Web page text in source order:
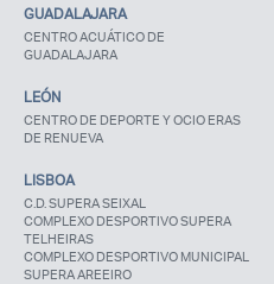
GUADALAJARA
CENTRO ACUÁTICO DE
GUADALAJARA
LEÓN
CENTRO DE DEPORTE Y OCIO ERAS
DE RENUEVA
LISBOA
C.D. SUPERA SEIXAL
COMPLEXO DESPORTIVO SUPERA
TELHEIRAS
COMPLEXO DESPORTIVO MUNICIPAL
SUPERA AREEIRO